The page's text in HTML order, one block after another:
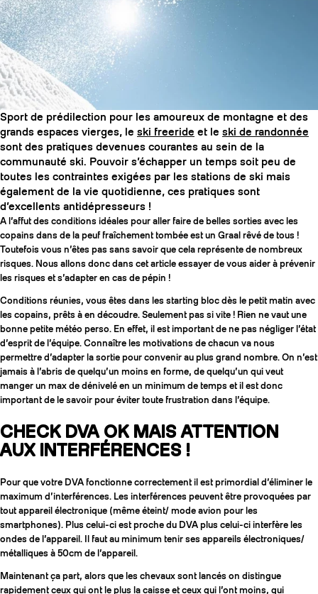
SLAP 92
UBAC 102
BÂTONS
COUTEAUX
Sport de prédilection pour les amoureux de montagne et des
grands espaces vierges, le ski freeride et le ski de randonnée
sont des pratiques devenues courantes au sein de la
communauté ski. Pouvoir s’échapper un temps soit peu de
toutes les contraintes exigées par les stations de ski mais
également de la vie quotidienne, ces pratiques sont
d’excellents antidépresseurs !
A l’affut des conditions idéales pour aller faire de belles sorties avec les
copains dans de la peuf fraîchement tombée est un Graal rêvé de tous !
Toutefois vous n’êtes pas sans savoir que cela représente de nombreux
risques. Nous allons donc dans cet article essayer de vous aider à prévenir
les risques et s’adapter en cas de pépin !
Conditions réunies, vous êtes dans les starting bloc dès le petit matin avec
les copains, prêts à en découdre. Seulement pas si vite ! Rien ne vaut une
bonne petite météo perso. En effet, il est important de ne pas négliger l’état
d’esprit de l’équipe. Connaître les motivations de chacun va nous
permettre d’adapter la sortie pour convenir au plus grand nombre. On n’est
jamais à l’abris de quelqu’un moins en forme, de quelqu’un qui veut
manger un max de dénivelé en un minimum de temps et il est donc
important de le savoir pour éviter toute frustration dans l’équipe.
CHECK DVA OK MAIS ATTENTION
AUX INTERFÉRENCES !
Pour que votre DVA fonctionne correctement il est primordial d’éliminer le
maximum d’interférences. Les interférences peuvent être provoquées par
tout appareil électronique (même éteint/ mode avion pour les
smartphones). Plus celui-ci est proche du DVA plus celui-ci interfère les
ondes de l’appareil. Il faut au minimum tenir ses appareils électroniques/
métalliques à 50cm de l’appareil.
Maintenant ça part, alors que les chevaux sont lancés on distingue
rapidement ceux qui ont le plus la caisse et ceux qui l’ont moins, qui